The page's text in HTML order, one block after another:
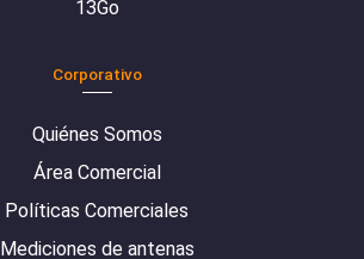
13Go
Corporativo
Quiénes Somos
Área Comercial
Políticas Comerciales
Mediciones de antenas